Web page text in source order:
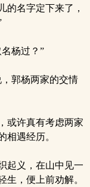
的名字定下来了，
杨过？”
郭杨两家的交情
或许真有考虑两家
相遇经历。
起义，在山中见一
生，便上前劝解。